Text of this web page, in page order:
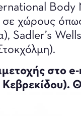
Body
σε χώρους
Sadler’s
στο